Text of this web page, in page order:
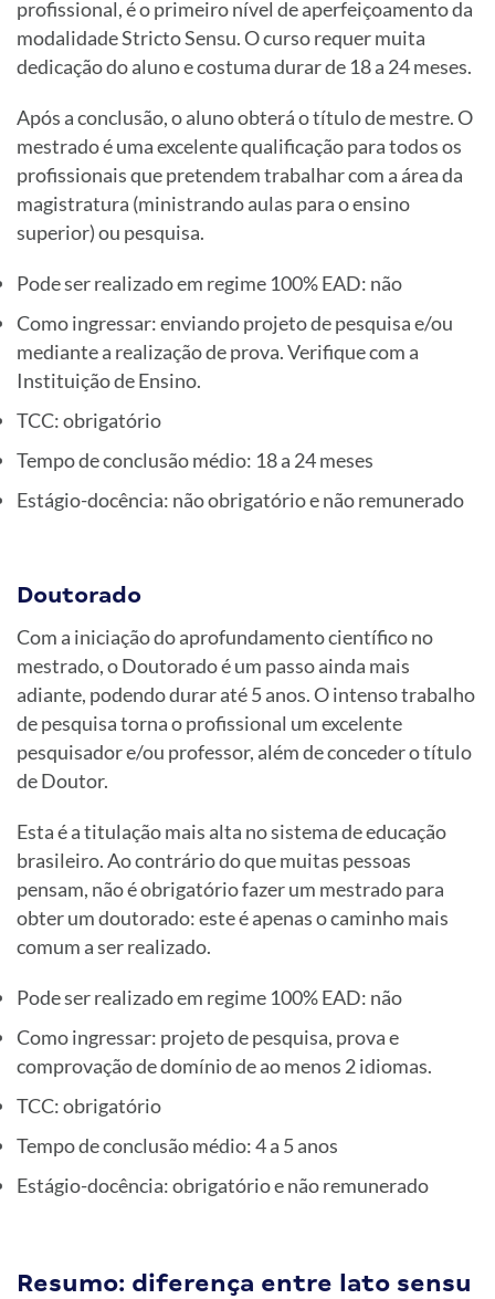
profissional, é o primeiro nível de aperfeiçoamento da
modalidade Stricto Sensu. O curso requer muita
dedicação do aluno e costuma durar de 18 a 24 meses.
Após a conclusão, o aluno obterá o título de mestre. O
mestrado é uma excelente qualificação para todos os
profissionais que pretendem trabalhar com a área da
magistratura (ministrando aulas para o ensino
superior) ou pesquisa.
Pode ser realizado em regime 100% EAD: não
Como ingressar: enviando projeto de pesquisa e/ou
mediante a realização de prova. Verifique com a
Instituição de Ensino.
TCC: obrigatório
Tempo de conclusão médio: 18 a 24 meses
Estágio-docência: não obrigatório e não remunerado
Doutorado
Com a iniciação do aprofundamento científico no
mestrado, o Doutorado é um passo ainda mais
adiante, podendo durar até 5 anos. O intenso trabalho
de pesquisa torna o profissional um excelente
pesquisador e/ou professor, além de conceder o título
de Doutor.
Esta é a titulação mais alta no sistema de educação
brasileiro. Ao contrário do que muitas pessoas
pensam, não é obrigatório fazer um mestrado para
obter um doutorado: este é apenas o caminho mais
comum a ser realizado.
Pode ser realizado em regime 100% EAD: não
Como ingressar: projeto de pesquisa, prova e
comprovação de domínio de ao menos 2 idiomas.
TCC: obrigatório
Tempo de conclusão médio: 4 a 5 anos
Estágio-docência: obrigatório e não remunerado
Resumo: diferença entre lato sensu